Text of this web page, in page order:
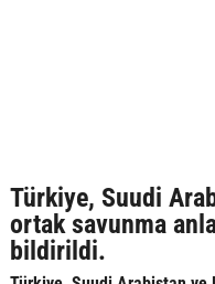
Türkiye, Suudi
ortak savunma
bildirildi.